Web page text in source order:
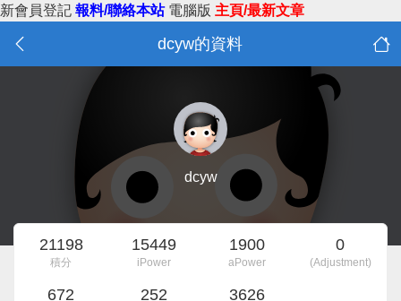
新會員登記 報料/聯絡本站 電腦版 主頁/最新文章
dcyw的資料
dcyw
21198
積分
15449
iPower
1900
aPower
0
(Adjustment)
672 252 3626